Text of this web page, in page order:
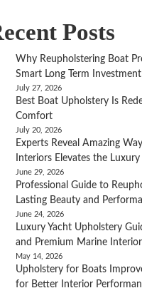
Posts
Why Reupholstering Boat
Smart Long Term Investment
July 27, 2026
Best Boat Upholstery Is
Comfort
July 20, 2026
Experts Reveal Amazing
Interiors Elevates the
June 29, 2026
Professional Guide to
Lasting Beauty and
June 24, 2026
Luxury Yacht Upholstery
and Premium Marine
May 14, 2026
Upholstery for Boats
for Better Interior